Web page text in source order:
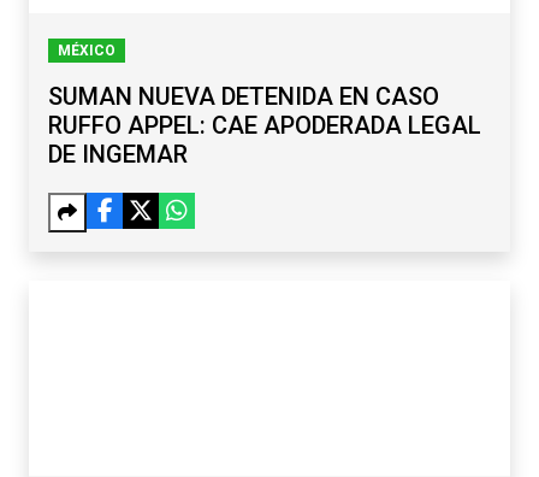
MÉXICO
SUMAN NUEVA DETENIDA EN CASO
RUFFO APPEL: CAE APODERADA LEGAL
DE INGEMAR